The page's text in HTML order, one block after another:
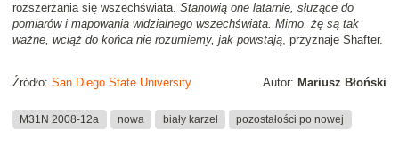
rozszerzania się wszechświata. Stanowią one latarnie, służące do
pomiarów i mapowania widzialnego wszechświata. Mimo, żę są tak
ważne, wciąż do końca nie rozumiemy, jak powstają, przyznaje Shafter.
Autor: Mariusz Błoński
Źródło: San Diego State University
M31N 2008-12a nowa biały karzeł pozostałości po nowej